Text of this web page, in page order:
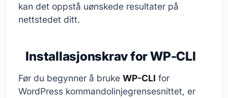
kan det oppstå uønskede resultater på
nettstedet ditt.
Installasjonskrav for WP-CLI
Før du begynner å bruke WP-CLI for
WordPress kommandolinjegrensesnittet, er